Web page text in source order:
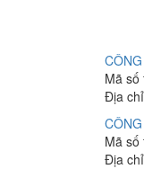
Mã số
Địa
Mã số
Địa